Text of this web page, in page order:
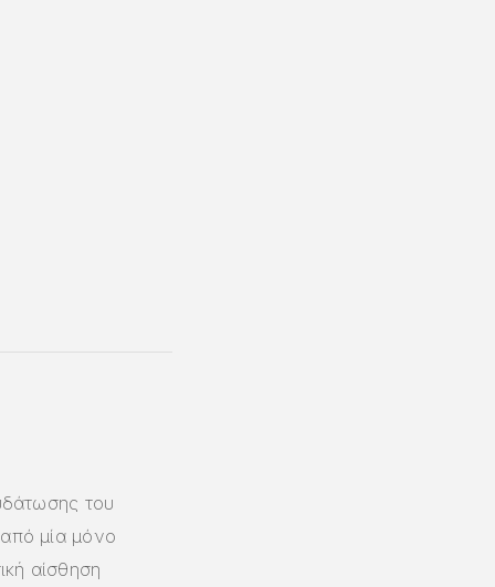
του
μία μόνο
αίσθηση